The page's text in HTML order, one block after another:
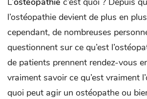
l’ostéopathie devient de plus en
cependant, de nombreuses
questionnent sur ce qu’est
de patients prennent rendez-vous
vraiment savoir ce qu’est vraiment
quoi peut agir un ostéopathe ou